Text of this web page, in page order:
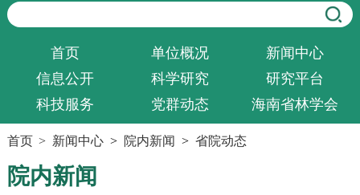
首页 单位概况
新闻中心
信息公开
科学研究
研究平台
科技服务
党群动态 海南省林学会
首页 > 新闻中心> 院内新闻 > 省院动态
院内新闻